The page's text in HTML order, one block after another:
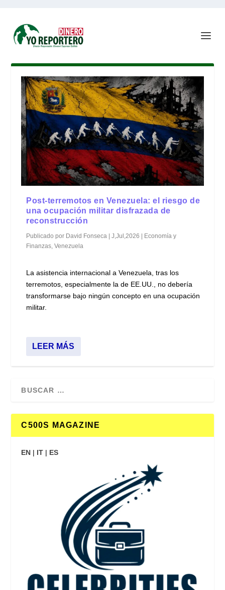
Post-terremotos en Venezuela: el riesgo de
una ocupación militar disfrazada de
reconstrucción
Publicado por David Fonseca |J,Jul,2026 | Economía y
Finanzas ,Venezuela
La asistencia internacional a Venezuela, tras los
terremotos, especialmente la de EE.UU., no debería
transformarse bajo ningún concepto en una ocupación
militar.
LEER MÁS
C500S MAGAZINE
EN | IT | ES